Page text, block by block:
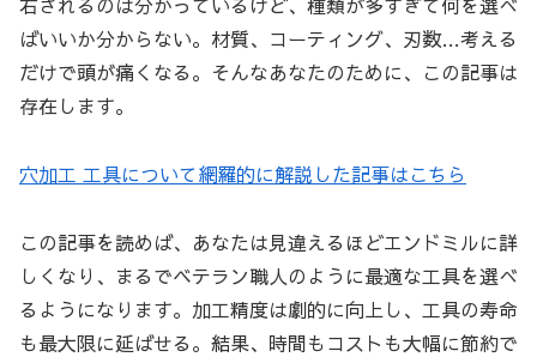
ばいいか分からない。材質、コーティング、刃数…考える
だけで頭が痛くなる。そんなあなたのために、この記事は
存在します。
穴加工 工具について網羅的に解説した記事はこちら
この記事を読めば、あなたは見違えるほどエンドミルに詳
しくなり、まるでベテラン職人のように最適な工具を選べ
るようになります。加工精度は劇的に向上し、工具の寿命
も最大限に延ばせる。結果、時間もコストも大幅に節約で